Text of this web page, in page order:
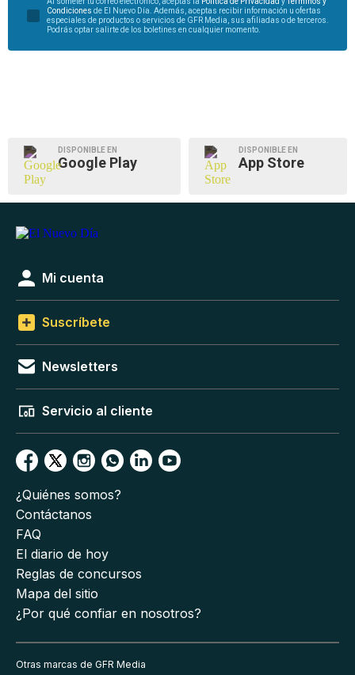
Condiciones de El Nuevo Día. Además, aceptas recibir información u ofertas
especiales de productos o servicios de GFR Media, sus afiliadas o de terceros.
Podrás optar salirte de los boletines en cualquier momento.
DISPONIBLE EN
Google Play
DISPONIBLE EN
App Store
Mi cuenta
Suscríbete
Newsletters
Servicio al cliente
¿Quiénes somos?
Contáctanos
FAQ
El diario de hoy
Reglas de concursos
Mapa del sitio
¿Por qué confiar en nosotros?
Otras marcas de GFR Media